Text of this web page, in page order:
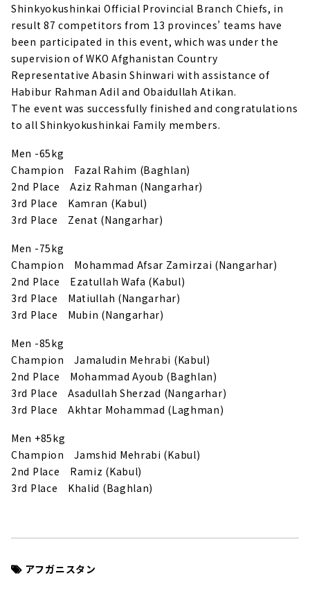
Shinkyokushinkai Official Provincial Branch Chiefs, in
result 87 competitors from 13 provinces’ teams have
been participated in this event, which was under the
supervision of WKO Afghanistan Country
Representative Abasin Shinwari with assistance of
Habibur Rahman Adil and Obaidullah Atikan.
The event was successfully finished and congratulations
to all Shinkyokushinkai Family members.
Men -65kg
Champion Fazal Rahim (Baghlan)
2nd Place Aziz Rahman (Nangarhar)
3rd Place Kamran (Kabul)
3rd Place Zenat (Nangarhar)
Men -75kg
Champion Mohammad Afsar Zamirzai (Nangarhar)
2nd Place Ezatullah Wafa (Kabul)
3rd Place Matiullah (Nangarhar)
3rd Place Mubin (Nangarhar)
Men -85kg
Champion Jamaludin Mehrabi (Kabul)
2nd Place Mohammad Ayoub (Baghlan)
3rd Place Asadullah Sherzad (Nangarhar)
3rd Place Akhtar Mohammad (Laghman)
Men +85kg
Champion Jamshid Mehrabi (Kabul)
2nd Place Ramiz (Kabul)
3rd Place Khalid (Baghlan)
アフガニスタン